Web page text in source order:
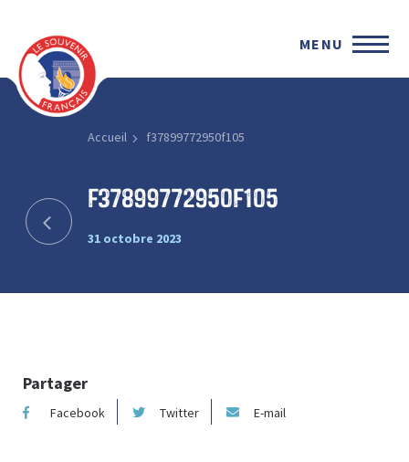
MENU
Accueil f37899772950f105
f37899772950f105
31 octobre 2023
Partager
Facebook Twitter E-mail